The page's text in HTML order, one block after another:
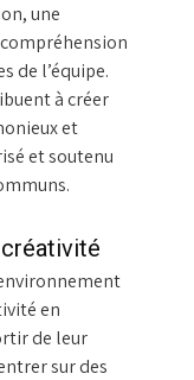
une
de l’équipe.
à créer
et
et soutenu
en
de leur
sur des